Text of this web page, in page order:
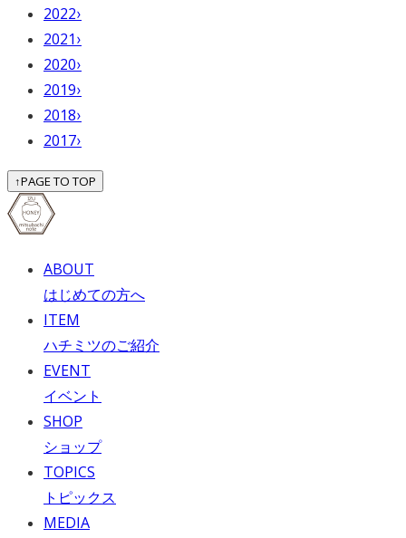
2022›
2021 ›
2020›
2019›
2018›
2017›
↑PAGE TO TOP
ABOUT
はじめての方へ
ITEM
ハチミツのご紹介
EVENT
イベント
SHOP
ショップ
TOPICS
トピックス
MEDIA